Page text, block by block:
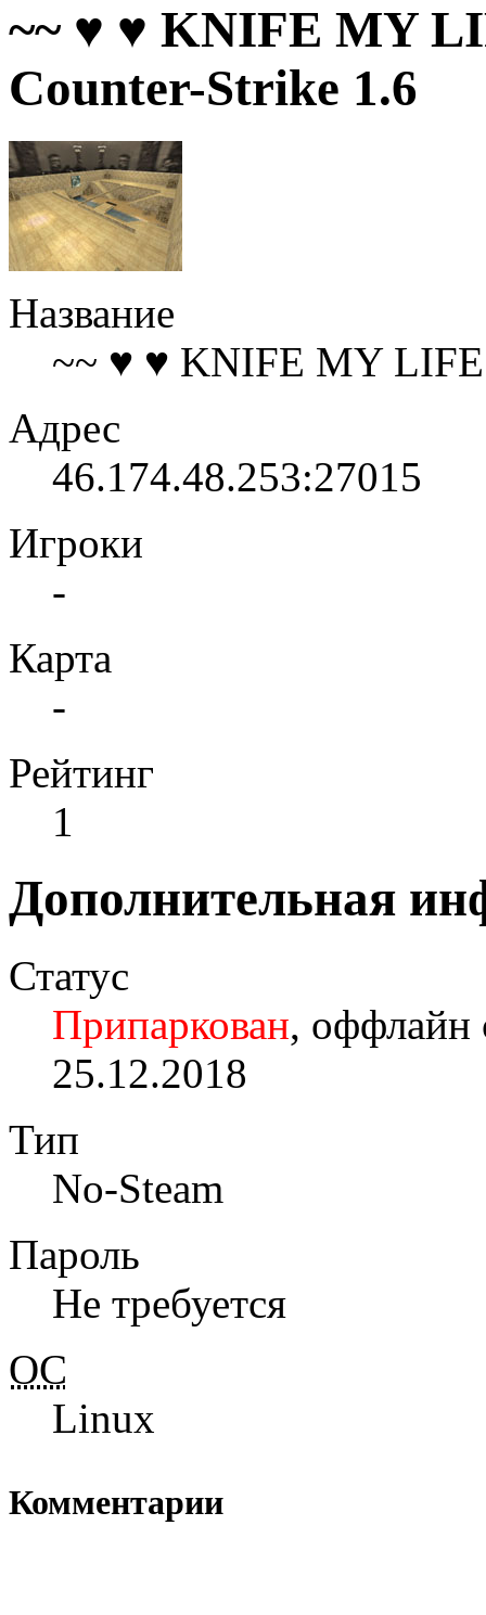
~~ ♥ ♥ KNIFE MY
Counter-Strike 1.6
Название
~~ ♥ ♥ KNIFE MY
Адрес
46.174.48.253:27015
Игроки
-
Карта
-
Рейтинг
1
Дополнительная
Статус
Припаркован, оффлайн
25.12.2018
Тип
No-Steam
Пароль
Не требуется
ОС
Linux
Комментарии